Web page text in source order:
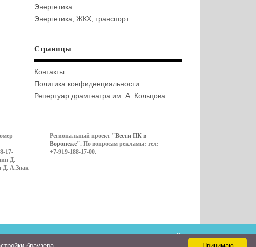
Энергетика
Энергетика, ЖКХ, транспорт
Страницы
Контакты
Политика конфиденциальности
Репертуар драмтеатра им. А. Кольцова
17-
Д.
Д. А.Знак
Региональный проект "Вести ПК в
Воронеже". По вопросам рекламы: тел:
+7-919-188-17-00.
Контакты